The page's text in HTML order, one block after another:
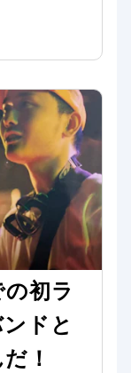
初ラ
ドと
だ！